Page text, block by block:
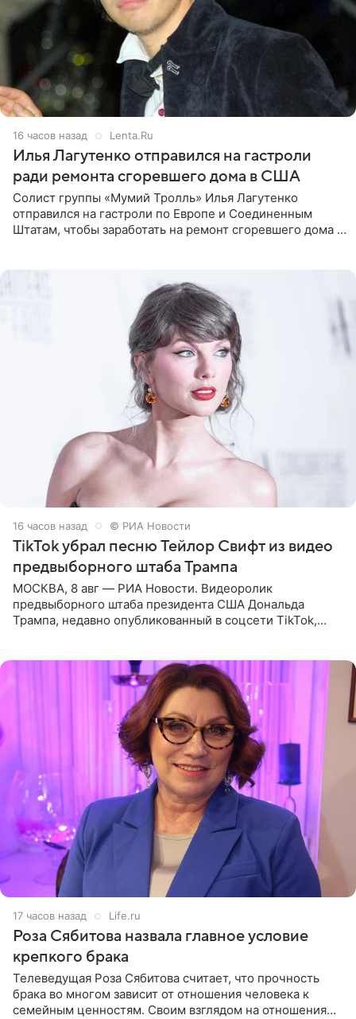
16 часов назад Lenta.Ru
Илья Лагутенко отправился на гастроли
ради ремонта сгоревшего дома в США
Солист группы «Мумий Тролль» Илья Лагутенко
отправился на гастроли по Европе и Соединенным
Штатам, чтобы заработать на ремонт сгоревшего дома в
16 часов назад © РИА Новости
TikTok убрал песню Тейлор Свифт из видео
предвыборного штаба Трампа
МОСКВА, 8 авг — РИА Новости. Видеоролик
предвыборного штаба президента США Дональда
Трампа, недавно опубликованный в соцсети TikTok,
17 часов назад Life.ru
Роза Сябитова назвала главное условие
крепкого брака
Телеведущая Роза Сябитова считает, что прочность
брака во многом зависит от отношения человека к
семейным ценностям. Своим взглядом на отношения